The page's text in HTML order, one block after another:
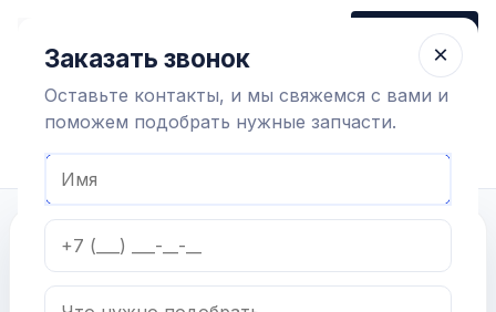
Заказать звонок
Главная Статьи Фильтрация молока
Статьи
×
Заказать звонок
Оставьте контакты, и мы свяжемся с вами и
поможем подобрать нужные запчасти.